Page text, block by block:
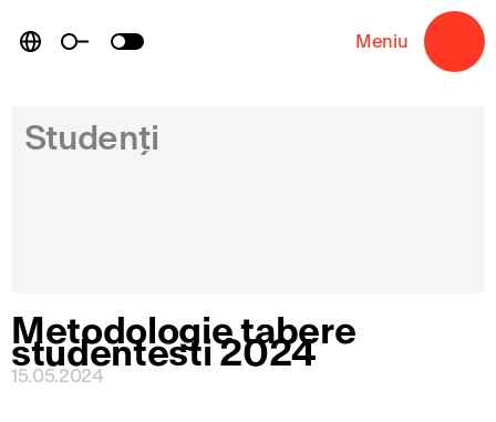
content
Meniu
Studenți
Metodologie tabere
studentesti 2024
15.05.2024